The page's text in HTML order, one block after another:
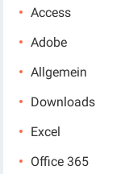
Access
Adobe
Allgemein
Downloads
Excel
Office 365